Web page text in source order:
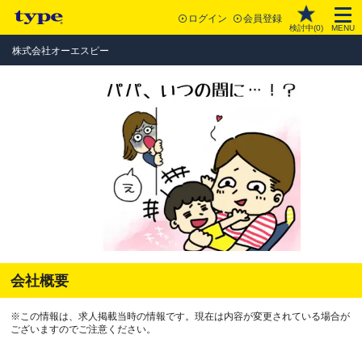
ログイン 会員登録
検討中(0) MENU
株式会社オーエスピー
会社概要
※この情報は、求人掲載当時の情報です。現在は内容が変更されている場合が
ございますのでご注意ください。